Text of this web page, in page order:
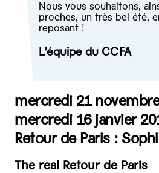
Nous vous souhaitons,
proches, un très bel été,
reposant !
L'équipe du CCFA
mercredi 21
mercredi 16 janvier
Retour de Paris :
The real Retour de Paris